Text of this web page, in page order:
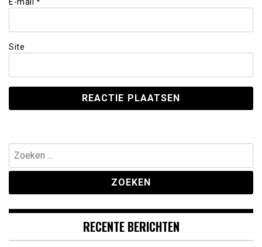
Site
Zoeken
naar:
RECENTE BERICHTEN